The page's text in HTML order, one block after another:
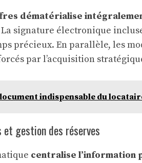
dématérialise
La signature électronique
précieux. En parallèle, les
par l’acquisition
indispensable du
et gestion des réserves
centralise l’information